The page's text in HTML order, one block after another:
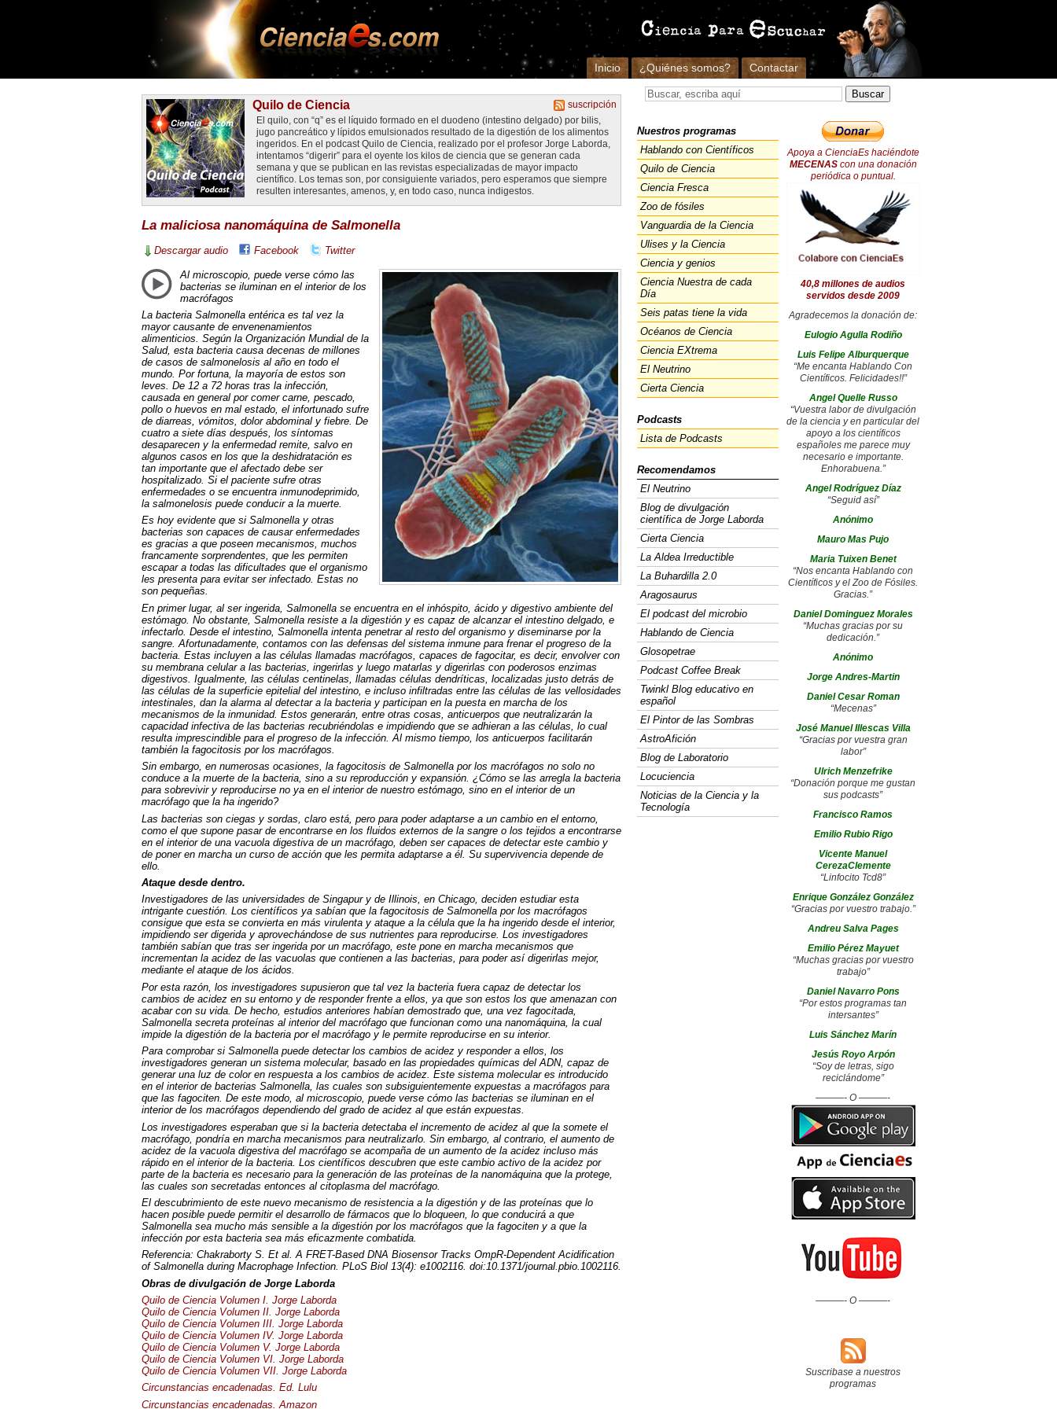
Inicio ¿Quiénes somos? Contactar
suscripción
Quilo de Ciencia
El quilo, con “q” es el líquido formado en el duodeno (intestino delgado) por bilis,
jugo pancreático y lípidos emulsionados resultado de la digestión de los alimentos
ingeridos. En el podcast Quilo de Ciencia, realizado por el profesor Jorge Laborda,
intentamos “digerir” para el oyente los kilos de ciencia que se generan cada
semana y que se publican en las revistas especializadas de mayor impacto
científico. Los temas son, por consiguiente variados, pero esperamos que siempre
resulten interesantes, amenos, y, en todo caso, nunca indigestos.
La maliciosa nanomáquina de Salmonella
Descargar audio Facebook Twitter
Al microscopio, puede verse cómo las
bacterias se iluminan en el interior de los
macrófagos
La bacteria Salmonella entérica es tal vez la
mayor causante de envenenamientos
alimenticios. Según la Organización Mundial de la
Salud, esta bacteria causa decenas de millones
de casos de salmonelosis al año en todo el
mundo. Por fortuna, la mayoría de estos son
leves. De 12 a 72 horas tras la infección,
causada en general por comer carne, pescado,
pollo o huevos en mal estado, el infortunado sufre
de diarreas, vómitos, dolor abdominal y fiebre. De
cuatro a siete días después, los síntomas
desaparecen y la enfermedad remite, salvo en
algunos casos en los que la deshidratación es
tan importante que el afectado debe ser
hospitalizado. Si el paciente sufre otras
enfermedades o se encuentra inmunodeprimido,
la salmonelosis puede conducir a la muerte.
Es hoy evidente que si Salmonella y otras
bacterias son capaces de causar enfermedades
es gracias a que poseen mecanismos, muchos
francamente sorprendentes, que les permiten
escapar a todas las dificultades que el organismo
les presenta para evitar ser infectado. Estas no
son pequeñas.
En primer lugar, al ser ingerida, Salmonella se encuentra en el inhóspito, ácido y digestivo ambiente del
estómago. No obstante, Salmonella resiste a la digestión y es capaz de alcanzar el intestino delgado, e
infectarlo. Desde el intestino, Salmonella intenta penetrar al resto del organismo y diseminarse por la
sangre. Afortunadamente, contamos con las defensas del sistema inmune para frenar el progreso de la
bacteria. Estas incluyen a las células llamadas macrófagos, capaces de fagocitar, es decir, envolver con
su membrana celular a las bacterias, ingerirlas y luego matarlas y digerirlas con poderosos enzimas
digestivos. Igualmente, las células centinelas, llamadas células dendríticas, localizadas justo detrás de
las células de la superficie epitelial del intestino, e incluso infiltradas entre las células de las vellosidades
intestinales, dan la alarma al detectar a la bacteria y participan en la puesta en marcha de los
mecanismos de la inmunidad. Estos generarán, entre otras cosas, anticuerpos que neutralizarán la
capacidad infectiva de las bacterias recubriéndolas e impidiendo que se adhieran a las células, lo cual
resulta imprescindible para el progreso de la infección. Al mismo tiempo, los anticuerpos facilitarán
también la fagocitosis por los macrófagos.
Sin embargo, en numerosas ocasiones, la fagocitosis de Salmonella por los macrófagos no solo no
conduce a la muerte de la bacteria, sino a su reproducción y expansión. ¿Cómo se las arregla la bacteria
para sobrevivir y reproducirse no ya en el interior de nuestro estómago, sino en el interior de un
macrófago que la ha ingerido?
Las bacterias son ciegas y sordas, claro está, pero para poder adaptarse a un cambio en el entorno,
como el que supone pasar de encontrarse en los fluidos externos de la sangre o los tejidos a encontrarse
en el interior de una vacuola digestiva de un macrófago, deben ser capaces de detectar este cambio y
de poner en marcha un curso de acción que les permita adaptarse a él. Su supervivencia depende de
ello.
Ataque desde dentro.
Investigadores de las universidades de Singapur y de Illinois, en Chicago, deciden estudiar esta
intrigante cuestión. Los científicos ya sabían que la fagocitosis de Salmonella por los macrófagos
consigue que esta se convierta en más virulenta y ataque a la célula que la ha ingerido desde el interior,
impidiendo ser digerida y aprovechándose de sus nutrientes para reproducirse. Los investigadores
también sabían que tras ser ingerida por un macrófago, este pone en marcha mecanismos que
incrementan la acidez de las vacuolas que contienen a las bacterias, para poder así digerirlas mejor,
mediante el ataque de los ácidos.
Por esta razón, los investigadores supusieron que tal vez la bacteria fuera capaz de detectar los
cambios de acidez en su entorno y de responder frente a ellos, ya que son estos los que amenazan con
acabar con su vida. De hecho, estudios anteriores habían demostrado que, una vez fagocitada,
Salmonella secreta proteínas al interior del macrófago que funcionan como una nanomáquina, la cual
impide la digestión de la bacteria por el macrófago y le permite reproducirse en su interior.
Para comprobar si Salmonella puede detectar los cambios de acidez y responder a ellos, los
investigadores generan un sistema molecular, basado en las propiedades químicas delADN, capaz de
generar una luz de color en respuesta a los cambios de acidez. Este sistema molecular es introducido
en el interior de bacterias Salmonella, las cuales son subsiguientemente expuestas a macrófagos para
que las fagociten. De este modo, al microscopio, puede verse cómo las bacterias se iluminan en el
interior de los macrófagos dependiendo del grado de acidez al que están expuestas.
Los investigadores esperaban que si la bacteria detectaba el incremento de acidez al que la somete el
macrófago, pondría en marcha mecanismos para neutralizarlo. Sin embargo, al contrario, el aumento de
acidez de la vacuola digestiva del macrófago se acompaña de un aumento de la acidez incluso más
rápido en el interior de la bacteria. Los científicos descubren que este cambio activo de la acidez por
parte de la bacteria es necesario para la generación de las proteínas de la nanomáquina que la protege,
las cuales son secretadas entonces al citoplasma del macrófago.
El descubrimiento de este nuevo mecanismo de resistencia a la digestión y de las proteínas que lo
hacen posible puede permitir el desarrollo de fármacos que lo bloqueen, lo que conducirá a que
Salmonella sea mucho más sensible a la digestión por los macrófagos que la fagociten y a que la
infección por esta bacteria sea más eficazmente combatida.
Referencia: Chakraborty S. Et al. A FRET-Based DNA Biosensor Tracks OmpR-Dependent Acidification
of Salmonella during Macrophage Infection. PLoS Biol 13(4): e1002116. doi:10.1371/journal.pbio.1002116.
Obras de divulgación de Jorge Laborda
Quilo de Ciencia Volumen I. Jorge Laborda
Quilo de Ciencia Volumen II. Jorge Laborda
Quilo de Ciencia Volumen III. Jorge Laborda
Quilo de Ciencia Volumen IV. Jorge Laborda
Quilo de Ciencia Volumen V. Jorge Laborda
Quilo de Ciencia Volumen VI. Jorge Laborda
Quilo de Ciencia Volumen VII. Jorge Laborda
Circunstancias encadenadas. Ed. Lulu
Circunstancias encadenadas. Amazon
Nuestros programas
Hablando con Científicos
Quilo de Ciencia
Ciencia Fresca
Zoo de fósiles
Vanguardia de la Ciencia
Ulises y la Ciencia
Ciencia y genios
Ciencia Nuestra de cada
Día
Seis patas tiene la vida
Océanos de Ciencia
Ciencia EXtrema
El Neutrino
Cierta Ciencia
Podcasts
Lista de Podcasts
Recomendamos
El Neutrino
Blog de divulgación
científica de Jorge Laborda
Cierta Ciencia
La Aldea Irreductible
La Buhardilla 2.0
Aragosaurus
El podcast del microbio
Hablando de Ciencia
Glosopetrae
Podcast Coffee Break
Twinkl Blog educativo en
español
El Pintor de las Sombras
AstroAfición
Blog de Laboratorio
Locuciencia
Noticias de la Ciencia y la
Tecnología
Apoya a CienciaEs haciéndote
MECENAScon una donación
periódica o puntual.
40,8 millones de audios
servidos desde 2009
Agradecemos la donación de:
Eulogio Agulla Rodiño
Luis Felipe Alburquerque
“Me encanta Hablando Con
Científicos. Felicidades!!”
Angel Quelle Russo
“Vuestra labor de divulgación
de la ciencia y en particular del
apoyo a los científicos
españoles me parece muy
necesario e importante.
Enhorabuena.”
Angel Rodríguez Díaz
“Seguid así”
Anónimo
Mauro Mas Pujo
Maria Tuixen Benet
“Nos encanta Hablando con
Científicos y el Zoo de Fósiles.
Gracias.”
Daniel Dominguez Morales
“Muchas gracias por su
dedicación.”
Anónimo
Jorge Andres-Martin
Daniel Cesar Roman
“Mecenas”
José Manuel Illescas Villa
“Gracias por vuestra gran
labor”
Ulrich Menzefrike
“Donación porque me gustan
sus podcasts”
Francisco Ramos
Emilio Rubio Rigo
Vicente Manuel
CerezaClemente
“Linfocito Tcd8”
Enrique González González
“Gracias por vuestro trabajo.”
Andreu Salva Pages
Emilio Pérez Mayuet
“Muchas gracias por vuestro
trabajo”
Daniel Navarro Pons
“Por estos programas tan
intersantes”
Luis Sánchez Marín
Jesús Royo Arpón
“Soy de letras, sigo
reciclándome”
———- O ———-
———- O ———-
Suscribase a nuestros
programas